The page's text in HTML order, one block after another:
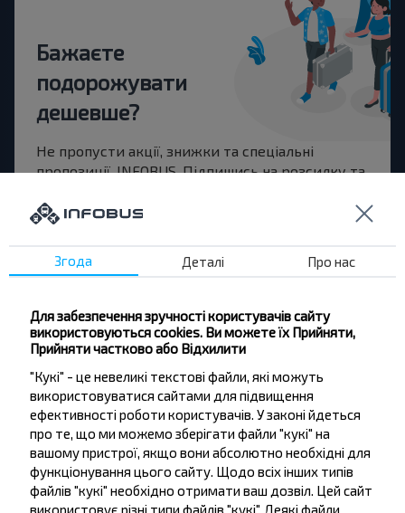
Бажаєте
подорожувати
дешевше?
Не пропусти акції, знижки та спеціальні
пропозиції, INFOBUS. Підпишись на розсилку та
Питання - відповідь
Як можна придбати квиток на рейс
Жабин-1, Солигорский р-н МИНСКАЯ
ОБЛ.-Речень-1, Реченский с/с
Згода Деталі Про нас
Для забезпечення зручності користувачів сайту
використовуються cookies. Ви можете їх Прийняти,
Прийняти частково або Відхилити
"Кукі" - це невеликі текстові файли, які можуть
використовуватися сайтами для підвищення
ефективності роботи користувачів. У законі йдеться
про те, що ми можемо зберігати файли "кукі" на
вашому пристрої, якщо вони абсолютно необхідні для
функціонування цього сайту. Щодо всіх інших типів
файлів "кукі" необхідно отримати ваш дозвіл. Цей сайт
використовує різні типи файлів "кукі". Деякі файли